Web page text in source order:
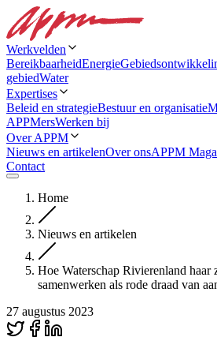
Werkvelden
BereikbaarheidEnergie
gebiedWater
Expertises
Beleid en strategieBestuur en organisatie
APPMersWerken bij
Over APPM
Nieuws en artikelenOver onsAPPM
Contact
Home
Nieuws en artikelen
Hoe Waterschap Rivierenland haar
samenwerken als rode draad van
27 augustus 2023